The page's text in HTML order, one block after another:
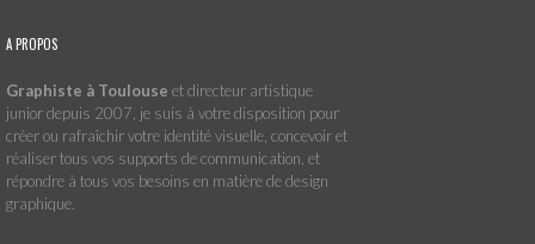
A PROPOS
Graphiste à Toulouse et directeur artistique
junior depuis 2007, je suis à votre disposition pour
créer ou rafraîchir votre identité visuelle, concevoir et
réaliser tous vos supports de communication, et
répondre à tous vos besoins en matière de design
graphique.